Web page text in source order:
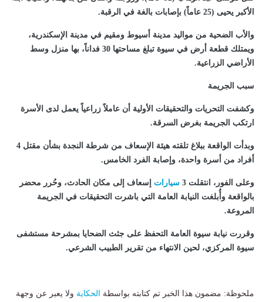
الأكبر يحيى (25 عاماً) بإصابات بالغة في الرقبة.
والأب الضحية من مواليد مدينة أسيوط ومقيم في مدينة الإسكندرية،
ويمتلك قطعة أرض في سيوة تبلغ مساحتها 30 فداناً، بها منزل وسط
الأراضي الزراعية.
سبب الجريمة
وكشفت التحريات والتحقيقات الأولية أن عاملاً زراعياً يعمل لدى الأسرة
ارتكب الجريمة بغرض السرقة.
وبدأت الواقعة ببلاغ تلقته هيئة الإسعاف من شرطة النجدة بشأن مقتل 4
أفراد من أسرة واحدة، وإصابة الفرد الخامس.
وعلى الفور، انتقلت 3 سيارات إسعاف إلى مكان الحادث، وحُرر محضر
بالواقعة وأُبلغت النيابة العامة التي باشرت التحقيقات في الجريمة
المروعة.
وقررت نيابة سيوة العامة التحفظ على جثث الضحايا بمشرحة مستشفى
سيوة المركزي، لحين الانتهاء من تقرير الطبيب الشرعي.
ملحوظة: مضمون هذا الخبر تم كتابته بواسطة الحكاية ولا يعبر عن وجهة